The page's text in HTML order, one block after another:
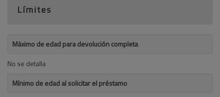
Límites
Máximo de edad para devolución completa
No se detalla
Mínimo de edad al solicitar el préstamo